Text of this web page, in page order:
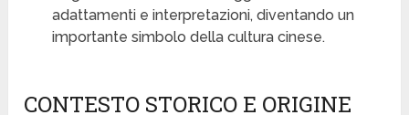
adattamenti e interpretazioni, diventando un
importante simbolo della cultura cinese.
CONTESTO STORICO E ORIGINE